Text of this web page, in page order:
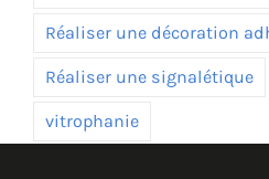
Réaliser une décoration
Réaliser une signalétique
vitrophanie